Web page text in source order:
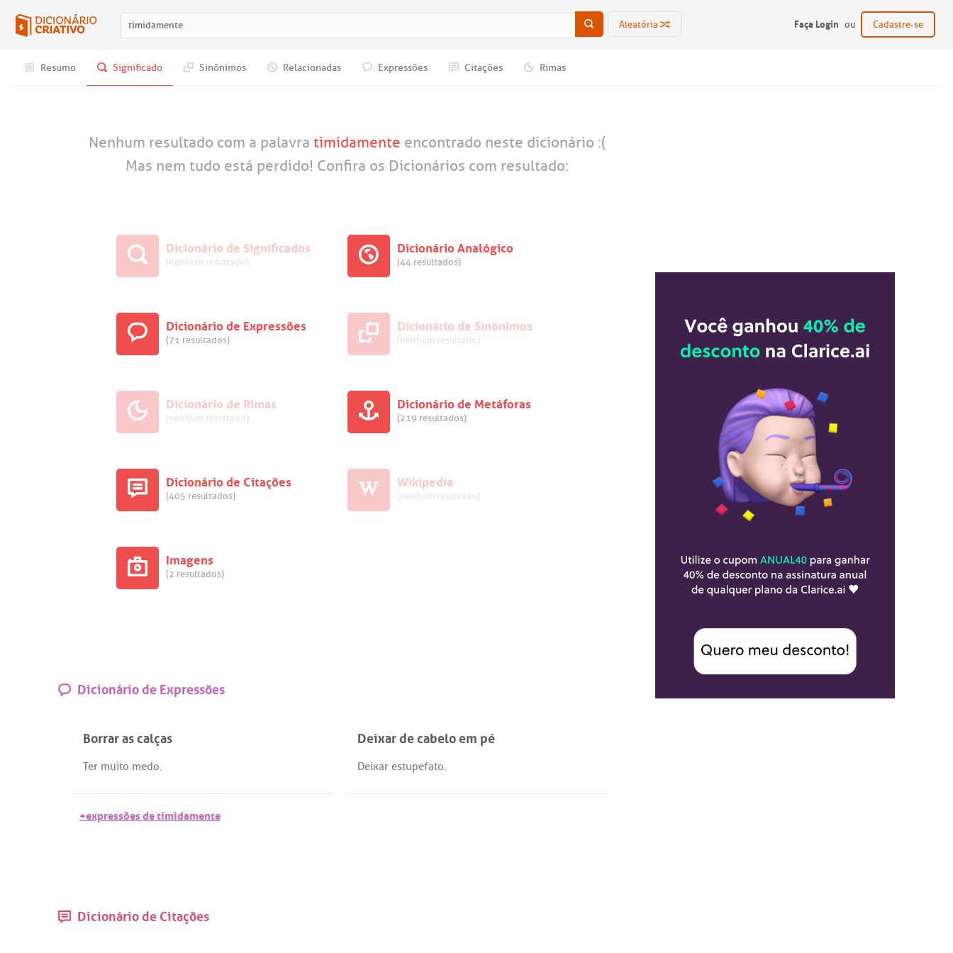
Aleatória Faça Login ou Cadastre-se
Resumo Significado Sinônimos Relacionadas Expressões Citações Rimas
Nenhum resultado com a palavra timidamente encontrado neste dicionário :(
Mas nem tudo está perdido! Confira os Dicionários com resultado:
Dicionário de Significados
(nenhum resultado)
Dicionário Analógico
(44 resultados)
Dicionário de Expressões
(71 resultados)
Dicionário de Sinônimos
(nenhum resultado)
Dicionário de Rimas
(nenhum resultado)
Dicionário de Metáforas
(219 resultados)
Dicionário de Citações
(405 resultados)
Wikipedia
(nenhum resultado)
Imagens
(2 resultados)
Dicionário de Expressões
Borrar as calças
Ter muito medo.
Deixar de cabelo em pé
Deixar estupefato.
+expressões de timidamente
Dicionário de Citações